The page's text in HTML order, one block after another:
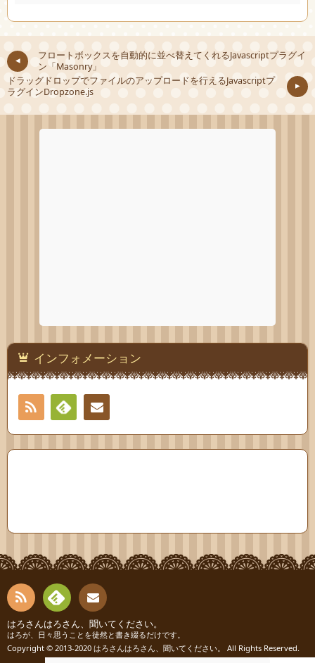
フロートボックスを自動的に並べ替えてくれるJavascriptプラグイ
ン「Masonry」
ドラッグドロップでファイルのアップロードを行えるJavascriptプ
ラグインDropzone.js
インフォメーション
RSS
Feedly連絡
RSS
Fee
dly
連絡
先
はろさんはろさん、聞いてください。
はろが、日々思うことを徒然と書き綴るだけです。
Copyright © 2013-2020 はろさんはろさん、聞いてください。 All Rights Reserved.